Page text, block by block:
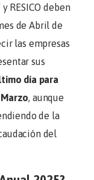
RESICO deben
de Abril de
las empresas
sus
día para
, aunque
de la
del